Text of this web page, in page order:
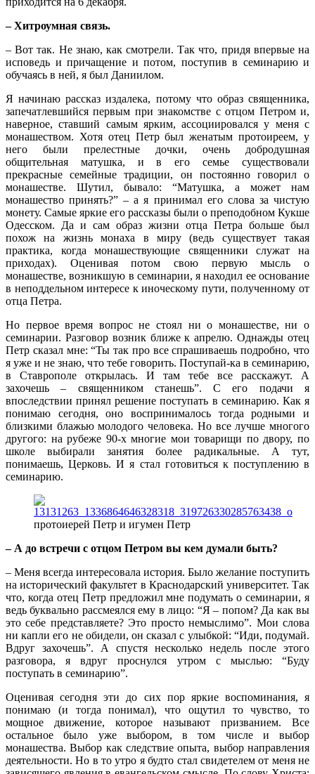
– Хитроумная связь.
– Вот так. Не знаю, как смотрели. Так что, придя впервые на
исповедь и причащение и потом, поступив в семинарию и
обучаясь в ней, я был Даниилом.
Я начинаю рассказ издалека, потому что образ священника,
запечатлевшийся первым при знакомстве с отцом Петром и,
наверное, ставший самым ярким, ассоциировался у меня с
монашеством. Хотя отец Петр был женатым протоиреем, у
него были прелестные дочки, очень добродушная
общительная матушка, и в его семье существовали
прекрасные семейные традиции, он постоянно говорил о
монашестве. Шутил, бывало: “Матушка, а может нам
монашество принять?” – а я принимал его слова за чистую
монету. Самые яркие его рассказы были о преподобном Кукше
Одесском. Да и сам образ жизни отца Петра больше был
похож на жизнь монаха в миру (ведь существует такая
практика, когда монашествующие священники служат на
приходах). Оценивая потом свою первую мысль о
монашестве, возникшую в семинарии, я находил ее основание
в неподдельном интересе к иноческому пути, полученному от
отца Петра.
Но первое время вопрос не стоял ни о монашестве, ни о
семинарии. Разговор возник ближе к апрелю. Однажды отец
Петр сказал мне: “Ты так про все спрашиваешь подробно, что
я уже и не знаю, что тебе говорить. Поступай-ка в семинарию,
в Ставрополе открылась. И там тебе все расскажут. А
захочешь – священником станешь”. С его подачи я
впоследствии принял решение поступать в семинарию. Как я
понимаю сегодня, оно воспринималось тогда родными и
близкими блажью молодого человека. Но все лучше многого
другого: на рубеже 90-х многие мои товарищи по двору, по
школе выбирали занятия более радикальные. А тут,
понимаешь, Церковь. И я стал готовиться к поступлению в
семинарию.
протоиерей Петр и игумен Петр
– А до встречи с отцом Петром вы кем думали быть?
– Меня всегда интересовала история. Было желание поступить
на исторический факультет в Краснодарский университет. Так
что, когда отец Петр предложил мне подумать о семинарии, я
ведь буквально рассмеялся ему в лицо: “Я – попом? Да как вы
это себе представляете? Это просто немыслимо”. Мои слова
ни капли его не обидели, он сказал с улыбкой: “Иди, подумай.
Вдруг захочешь”. А спустя несколько недель после этого
разговора, я вдруг проснулся утром с мыслью: “Буду
поступать в семинарию”.
Оценивая сегодня эти до сих пор яркие воспоминания, я
понимаю (и тогда понимал), что ощутил то чувство, то
мощное движение, которое называют призванием. Все
остальное было уже выбором, в том числе и выбор
монашества. Выбор как следствие опыта, выбор направления
деятельности. Но в то утро я будто стал свидетелем от меня не